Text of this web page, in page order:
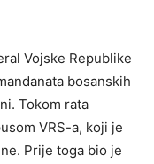
Vojske Republike
bosanskih
Tokom rata
VRS-a, koji je
Prije toga bio je